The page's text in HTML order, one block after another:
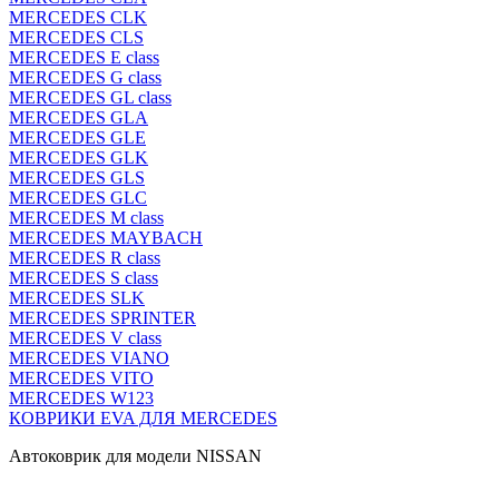
MERCEDES CLK
MERCEDES CLS
MERCEDES E class
MERCEDES G class
MERCEDES GL class
MERCEDES GLA
MERCEDES GLE
MERCEDES GLK
MERCEDES GLS
MERCEDES GLC
MERCEDES M class
MERCEDES MAYBACH
MERCEDES R class
MERCEDES S class
MERCEDES SLK
MERCEDES SPRINTER
MERCEDES V class
MERCEDES VIANO
MERCEDES VITO
MERCEDES W123
КОВРИКИ EVA ДЛЯ MERCEDES
Автоковрик для модели NISSAN